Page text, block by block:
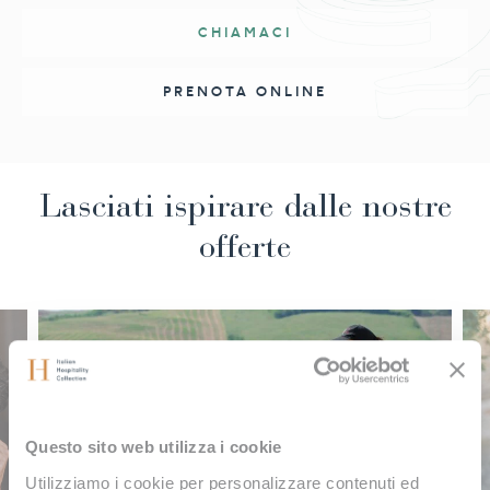
Questo sito web utilizza i cookie
Utilizziamo i cookie per personalizzare contenuti ed
CHIAMACI
PRENOTA ONLINE
Lasciati ispirare dalle nostre
offerte